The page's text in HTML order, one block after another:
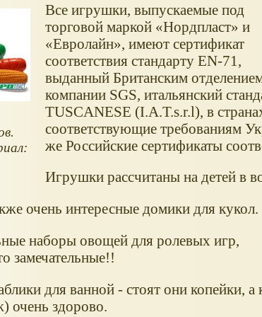
Все игрушки, выпускаемые под
торговой маркой
Нордпласт
и
Евролайн , имеют сертификат
соответствия стандарту EN-71,
выданный Британским
компании SGS, итальянский
TUSCANESE (I.A.T.s.r.l), в
соответствующие требованиям
же Российские сертификаты
Игрушки рассчитаны на детей в
очень интересные домики для кукол.
наборы овощей для ролевых игр,
замечательные!!
для ванной - стоят они копейки, а
очень здорово.